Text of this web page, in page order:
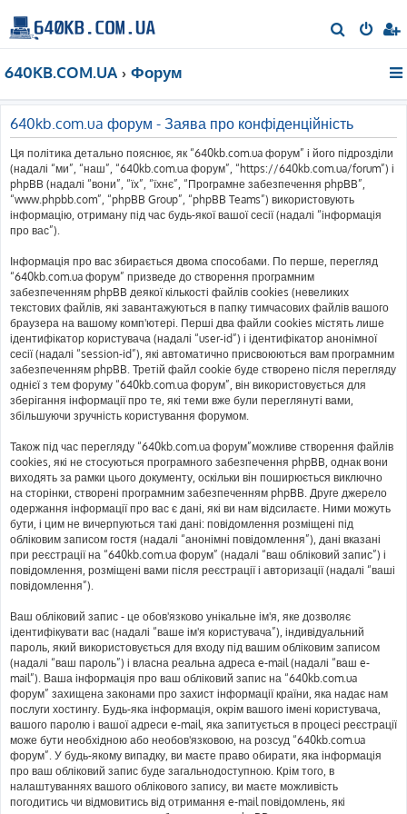
о
640KB.COM.UA Форум
640kb.com.ua форум - Заява про конфіденційність
Ця політика детально пояснює, як “640kb.com.ua форум” і його підрозділи
(надалі “ми”, “наш”, “640kb.com.ua форум”, “https://640kb.com.ua/forum”) і
phpBB (надалі “вони”, “їх”, “їхнє”, “Програмне забезпечення phpBB”,
“www.phpbb.com”, “phpBB Group”, “phpBB Teams”) використовують
інформацію, отриману під час будь-якої вашої сесії (надалі “інформація
про вас”).
Інформація про вас збирається двома способами. По перше, перегляд
“640kb.com.ua форум” призведе до створення програмним
забезпеченням phpBB деякої кількості файлів cookies (невеликих
текстових файлів, які завантажуються в папку тимчасових файлів вашого
браузера на вашому комп'ютері. Перші два файли cookies містять лише
ідентифікатор користувача (надалі “user-id”) і ідентифікатор анонімної
сесії (надалі “session-id”), які автоматично присвоюються вам програмним
забезпеченням phpBB. Третій файл cookie буде створено після перегляду
однієї з тем форуму “640kb.com.ua форум”, він використовується для
зберігання інформації про те, які теми вже були переглянуті вами,
збільшуючи зручність користування форумом.
Також під час перегляду “640kb.com.ua форум”можливе створення файлів
cookies, які не стосуються програмного забезпечення phpBB, однак вони
виходять за рамки цього документу, оскільки він поширюється виключно
на сторінки, створені програмним забезпеченням phpBB. Друге джерело
одержання інформації про вас є дані, які ви нам відсилаєте. Ними можуть
бути, і цим не вичерпуються такі дані: повідомлення розміщені під
обліковим записом гостя (надалі “анонімні повідомлення”), дані вказані
при реєстрації на “640kb.com.ua форум” (надалі “ваш обліковий запис”) і
повідомлення, розміщені вами після реєстрації і авторизації (надалі “ваші
повідомлення”).
Ваш обліковий запис - це обов'язково унікальне ім'я, яке дозволяє
ідентифікувати вас (надалі “ваше ім'я користувача”), індивідуальний
пароль, який використовується для входу під вашим обліковим записом
(надалі “ваш пароль”) і власна реальна адреса e-mail (надалі “ваш e-
mail”). Ваша інформація про ваш обліковий запис на “640kb.com.ua
форум” захищена законами про захист інформації країни, яка надає нам
послуги хостингу. Будь-яка інформація, окрім вашого імені користувача,
вашого паролю і вашої адреси e-mail, яка запитується в процесі реєстрації
може бути необхідною або необов'язковою, на розсуд “640kb.com.ua
форум”. У будь-якому випадку, ви маєте право обирати, яка інформація
про ваш обліковий запис буде загальнодоступною. Крім того, в
налаштуваннях вашого облікового запису, ви маєте можливість
погодитись чи відмовитись від отримання e-mail повідомлень, які